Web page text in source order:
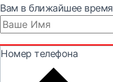
Вам в ближайшее время
Номер телефона